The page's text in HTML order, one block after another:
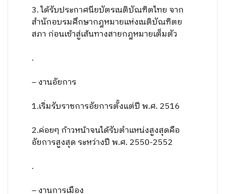
3. ได้รับประกาศนียบัตรเนติบัณฑิตไทย จาก
สำนักอบรมศึกษากฎหมายแห่งเนติบัณฑิตย
สภา ก่อนเข้าสู่เส้นทางสายกฎหมายเต็มตัว
.
– งานอัยการ
1.เริ่มรับราชการอัยการตั้งแต่ปี พ.ศ. 2516
2.ค่อยๆ ก้าวหน้าจนได้รับตำแหน่งสูงสุดคือ
อัยการสูงสุด ระหว่างปี พ.ศ. 2550-2552
.
– งานการเมือง